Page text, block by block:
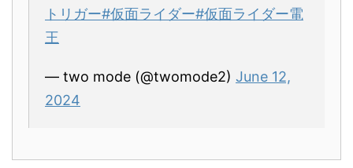
トリガー#仮面ライダー#仮面ライダー電
王
— two mode (@twomode2) June 12,
2024